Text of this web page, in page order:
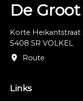
De
Korte Heikantstraat
5408 SR VOLKEL
Route
Links